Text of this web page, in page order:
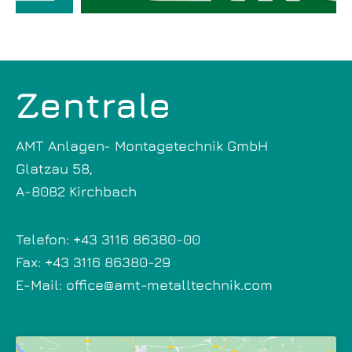
Zentrale
AMT Anlagen- Montagetechnik GmbH
Glatzau 58,
A-8082 Kirchbach
Telefon: +43 3116 86380-00
Fax: +43 3116 86380-29
E-Mail: office@amt-metalltechnik.com